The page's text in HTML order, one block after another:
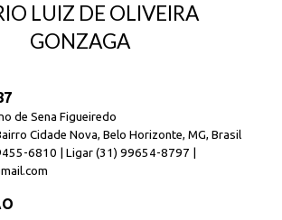
LUIZ DE OLIVEIRA
GONZAGA
de Sena Figueiredo
Cidade Nova, Belo Horizonte, MG, Brasil
6810 | Ligar (31) 99654-8797 |